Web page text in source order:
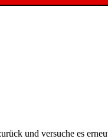
und versuche es